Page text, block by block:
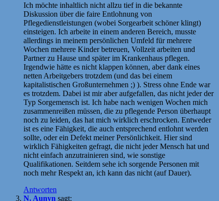
Ich möchte inhaltlich nicht allzu tief in die bekannte
Diskussion über die faire Entlohnung von
Pflegedienstleistungen (wobei Sorgearbeit schöner klingt)
einsteigen. Ich arbeite in einem anderen Bereich, musste
allerdings in meinem persönlichen Umfeld für mehrere
Wochen mehrere Kinder betreuen, Vollzeit arbeiten und
Partner zu Hause und später im Krankenhaus pflegen.
Irgendwie hätte es nicht klappen können, aber dank eines
netten Arbeitgebers trotzdem (und das bei einem
kapitalistischen Großunternehmen ;) ). Stress ohne Ende war
es trotzdem. Dabei ist mir aber aufgefallen, das nicht jeder der
Typ Sorgemensch ist. Ich habe nach wenigen Wochen mich
zusammenreißen müssen, die zu pflegende Person überhaupt
noch zu leiden, das hat mich wirklich erschrocken. Entweder
ist es eine Fähigkeit, die auch entsprechend entlohnt werden
sollte, oder ein Defekt meiner Persönlichkeit. Hier sind
wirklich Fähigkeiten gefragt, die nicht jeder Mensch hat und
nicht einfach anzutrainieren sind, wie sonstige
Qualifikationen. Seitdem sehe ich sorgende Personen mit
noch mehr Respekt an, ich kann das nicht (auf Dauer).
Antworten
N. Aunyn sagt: